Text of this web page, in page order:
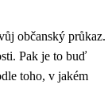
občanský průkaz.
Pak je to buď
toho, v jakém